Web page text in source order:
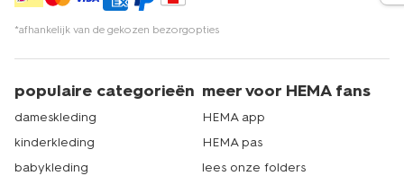
*afhankelijk van de gekozen bezorgopties
populaire categorieën
dameskleding
kinderkleding
babykleding
meer voor HEMA fans
HEMA app
HEMA pas
lees onze folders